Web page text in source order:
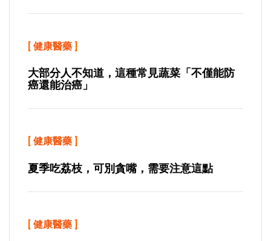
[ 健康醫藥 ]
大部分人不知道，這種常見蔬菜「不僅能防
癌還能治癌」
[ 健康醫藥 ]
夏季吃荔枝，可別貪嘴，需要注意這點
[ 健康醫藥 ]